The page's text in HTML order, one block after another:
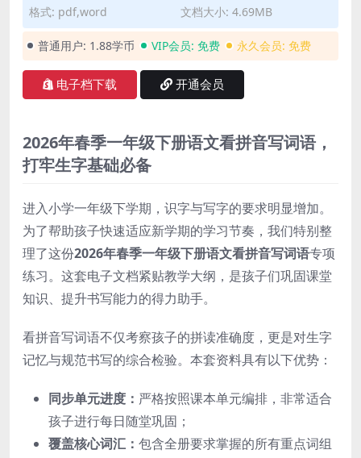
格式: pdf,word
文档大小: 4.69MB
普通用户: 1.88学币 VIP会员: 免费 永久会员: 免费
电子档下载 开通会员
2026年春季一年级下册语文看拼音写词语，
打牢生字基础必备
进入小学一年级下学期，识字与写字的要求明显增加。
为了帮助孩子快速适应新学期的学习节奏，我们特别整
理了这份2026年春季一年级下册语文看拼音写词语专项
练习。这套电子文档紧贴教学大纲，是孩子们巩固课堂
知识、提升书写能力的得力助手。
看拼音写词语不仅考察孩子的拼读准确度，更是对生字
记忆与规范书写的综合检验。本套资料具有以下优势：
同步单元进度： 严格按照课本单元编排，非常适合
孩子进行每日随堂巩固；
覆盖核心词汇： 包含全册要求掌握的所有重点词组